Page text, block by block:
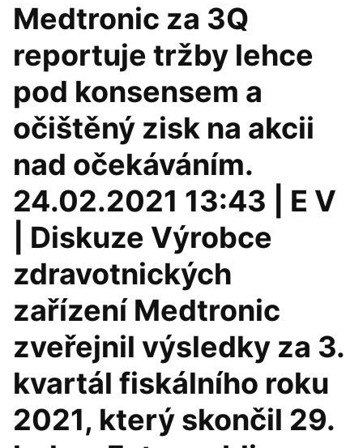
Medtronic za 3Q
reportuje tržby lehce
pod konsensem a
očištěný zisk na akcii
nad očekáváním.
24.02.2021 13:43 | E V
| Diskuze Výrobce
zdravotnických
zařízení Medtronic
zveřejnil výsledky za 3.
kvartál fiskálního roku
2021, který skončil 29.